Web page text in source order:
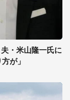
・米山隆一氏に
が」